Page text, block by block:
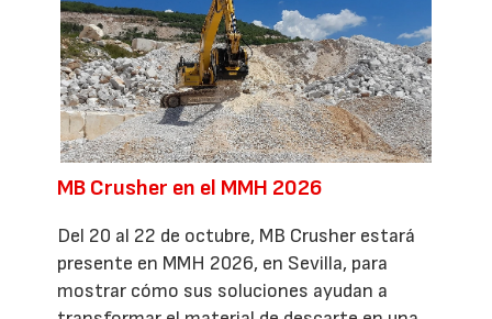
MB Crusher en el MMH 2026
Del 20 al 22 de octubre, MB Crusher estará
presente en MMH 2026, en Sevilla, para
mostrar cómo sus soluciones ayudan a